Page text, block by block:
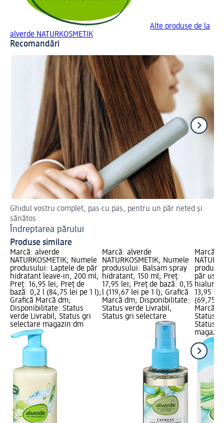
Alte produse de la
alverde NATURKOSMETIK
Recomandări
Ghidul vostru complet, pas cu pas, pentru un păr neted și
sănătos
Îndreptarea părului
Produse similare
Marcă: alverde
NATURKOSMETIK; Numele
produsului: Laptele de păr
hidratant leave-in, 200 ml;
Preț: 16,95 lei; Preț de
bază: 0,2 l (84,75 lei pe 1 l);
Grafică Marcă dm;
Disponibilitate: Status
verde Livrabil, Status gri
selectare magazin dm
Marcă: alverde
NATURKOSMETIK; Numele
produsului: Balsam spray
hidratant, 150 ml; Preț:
17,95 lei; Preț de bază: 0,15
l (119,67 lei pe 1 l); Grafică
Marcă dm; Disponibilitate:
Status verde Livrabil,
Status gri selectare
Marcă:
păr
13,95
(69,75
Marcă
Status
Status